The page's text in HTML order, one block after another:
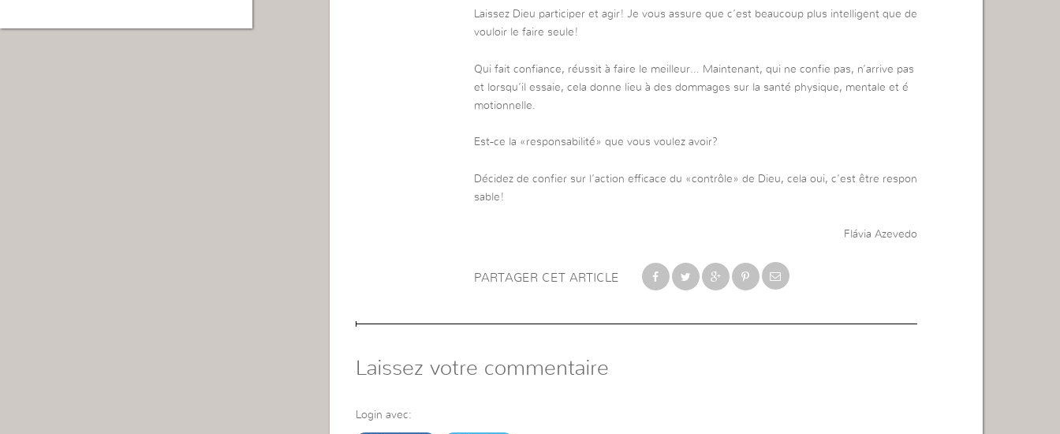
Laissez Dieu participer et agir! Je vous assure que c’est beaucoup plus intelligent que de
vouloir le faire seule!
Qui fait confiance, réussit à faire le meilleur… Maintenant, qui ne confie pas, n’arrive pas
et lorsqu’il essaie, cela donne lieu à des dommages sur la santé physique, mentale et é
motionnelle.
Est-ce la «responsabilité» que vous voulez avoir?
Décidez de confier sur l’action efficace du «contrôle» de Dieu, cela oui, c’est être respon
sable!
Flávia Azevedo
PARTAGER CET ARTICLE
Laissez votre commentaire
Login avec: